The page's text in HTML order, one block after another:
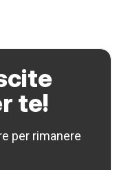
te!
per rimanere